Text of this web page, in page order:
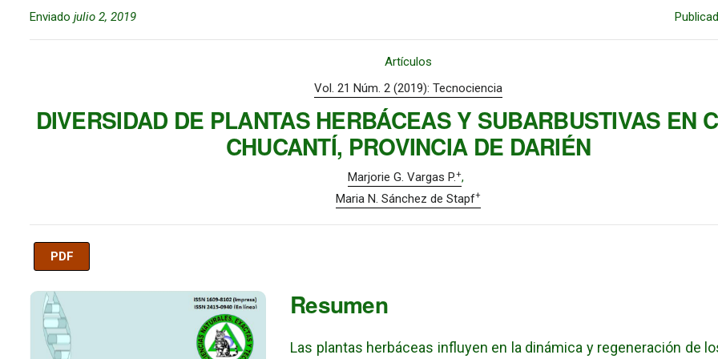
Enviado julio 2, 2019
Artículos
Vol. 21 Núm. 2 (2019): Tecnociencia
DIVERSIDAD DE PLANTAS HERBÁCEAS Y SUBARBUSTIVAS EN
CHUCANTÍ, PROVINCIA DE DARIÉN
Marjorie G. Vargas P.+
Maria N. Sánchez de Stapf+
PDF
Imagen de portada Resumen
Las plantas herbáceas influyen en la dinámica y regeneración de